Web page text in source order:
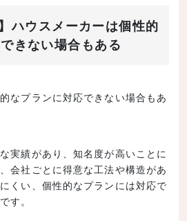
ハウスメーカーは個性的
きない場合もある
なプランに対応できない場合もあ
実績があり、知名度が高いことに
会社ごとに得意な工法や構造があ
くい、個性的なプランには対応で
す。